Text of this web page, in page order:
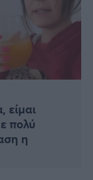
είμαι
πολύ
η